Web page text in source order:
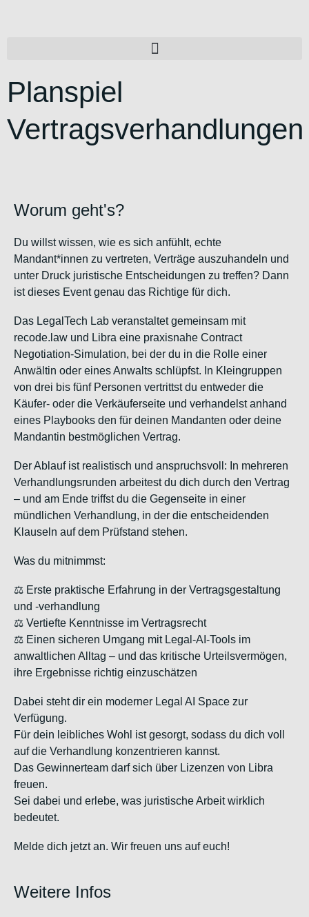
Planspiel
Vertragsverhandlungen
Worum geht's?
Du willst wissen, wie es sich anfühlt, echte
Mandant*innen zu vertreten, Verträge auszuhandeln und
unter Druck juristische Entscheidungen zu treffen? Dann
ist dieses Event genau das Richtige für dich.
Das LegalTech Lab veranstaltet gemeinsam mit
recode.law und Libra eine praxisnahe Contract
Negotiation-Simulation, bei der du in die Rolle einer
Anwältin oder eines Anwalts schlüpfst. In Kleingruppen
von drei bis fünf Personen vertrittst du entweder die
Käufer- oder die Verkäuferseite und verhandelst anhand
eines Playbooks den für deinen Mandanten oder deine
Mandantin bestmöglichen Vertrag.
Der Ablauf ist realistisch und anspruchsvoll: In mehreren
Verhandlungsrunden arbeitest du dich durch den Vertrag
– und am Ende triffst du die Gegenseite in einer
mündlichen Verhandlung, in der die entscheidenden
Klauseln auf dem Prüfstand stehen.
Was du mitnimmst:
⚖️ Erste praktische Erfahrung in der Vertragsgestaltung
und -verhandlung
⚖️ Vertiefte Kenntnisse im Vertragsrecht
⚖️ Einen sicheren Umgang mit Legal-AI-Tools im
anwaltlichen Alltag – und das kritische Urteilsvermögen,
ihre Ergebnisse richtig einzuschätzen
Dabei steht dir ein moderner Legal AI Space zur
Verfügung.
Für dein leibliches Wohl ist gesorgt, sodass du dich voll
auf die Verhandlung konzentrieren kannst.
Das Gewinnerteam darf sich über Lizenzen von Libra
freuen.
Sei dabei und erlebe, was juristische Arbeit wirklich
bedeutet.
Melde dich jetzt an. Wir freuen uns auf euch!
Weitere Infos